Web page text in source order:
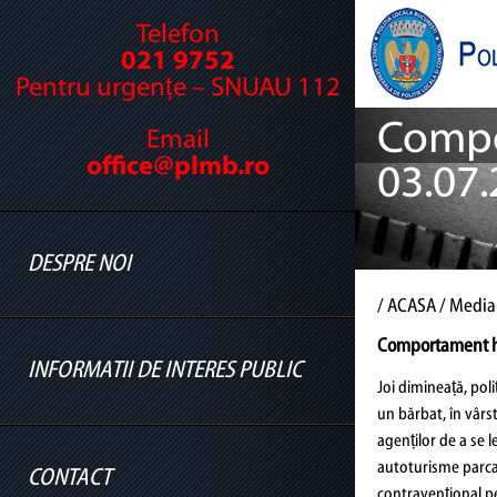
Telefon
021 9752
Pentru urgențe – SNUAU 112
Email
office@plmb.ro
DESPRE NOI
Cine suntem
Legislație
Conducere
INFORMATII DE INTERES PUBLIC
Informatii legislatie
CONTACT
/ ACASA/
Comportament
Joi dimineață,
un bărbat, în
agenților de a se
autoturisme